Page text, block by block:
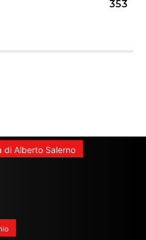
353
di Alberto Salerno